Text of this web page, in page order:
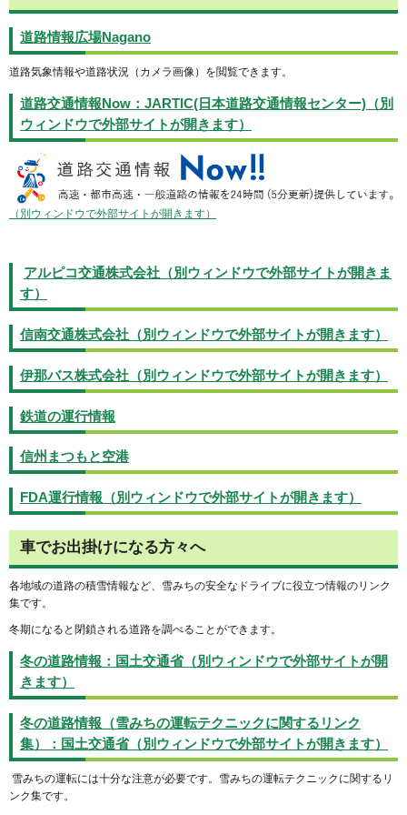
道路情報広場Nagano
道路気象情報や道路状況（カメラ画像）を閲覧できます。
道路交通情報Now：JARTIC(日本道路交通情報センター)（別
ウィンドウで外部サイトが開きます）
（別ウィンドウで外部サイトが開きます）
アルピコ交通株式会社（別ウィンドウで外部サイトが開きま
す）
信南交通株式会社（別ウィンドウで外部サイトが開きます）
伊那バス株式会社（別ウィンドウで外部サイトが開きます）
鉄道の運行情報
信州まつもと空港
FDA運行情報（別ウィンドウで外部サイトが開きます）
車でお出掛けになる方々へ
各地域の道路の積雪情報など、雪みちの安全なドライブに役立つ情報のリンク
集です。
冬期になると閉鎖される道路を調べることができます。
冬の道路情報：国土交通省（別ウィンドウで外部サイトが開
きます）
冬の道路情報（雪みちの運転テクニックに関するリンク
集）：国土交通省（別ウィンドウで外部サイトが開きます）
雪みちの運転には十分な注意が必要です。雪みちの運転テクニックに関するリ
ンク集です。